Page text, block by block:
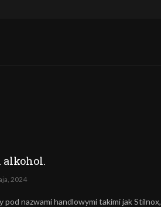
alkohol.
2024
pod nazwami handlowymi takimi jak Stilnox,